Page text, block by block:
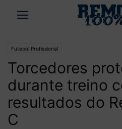
Futebol Profissional
Torcedores
durante treino
resultados do
C